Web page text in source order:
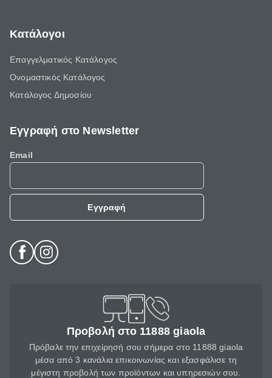
Κατάλογοι
Επαγγελματικός Κατάλογος
Ονομαστικός Κατάλογος
Κατάλογος Δημοσίου
Εγγραφή στο Newsletter
Email
Εγγραφή
Προβολή στο 11888 giaola
Πρόβαλε την επιχείρησή σου σήμερα στο 11888 giaola
μέσα από 3 κανάλια επικοινωνίας και εξασφάλισε τη
μέγιστη προβολή των προϊόντων και υπηρεσιών σου.